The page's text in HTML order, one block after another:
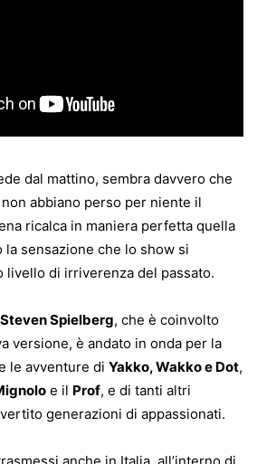
dal mattino, sembra davvero che
non abbiano perso per niente il
ricalca in maniera perfetta quella
sensazione che lo show si
livello di irriverenza del passato.
Steven Spielberg, che è coinvolto
versione, è andato in onda per la
le avventure di Yakko, Wakko e Dot,
e il Prof, e di tanti altri
generazioni di appassionati.